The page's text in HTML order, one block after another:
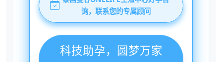
询，联系您的专属顾问
科技助孕，圆梦万家